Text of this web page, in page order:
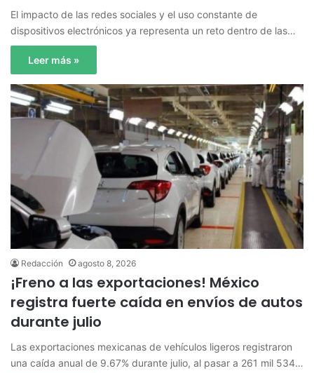
El impacto de las redes sociales y el uso constante de
dispositivos electrónicos ya representa un reto dentro de las…
Leer más »
Redacción agosto 8, 2026
¡Freno a las exportaciones! México
registra fuerte caída en envíos de autos
durante julio
Las exportaciones mexicanas de vehículos ligeros registraron
una caída anual de 9.67% durante julio, al pasar a 261 mil 534…